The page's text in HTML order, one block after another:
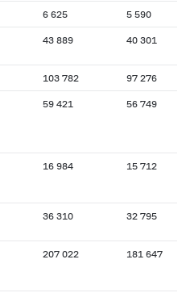
6 625 5 590
43 889 40 301
103 782 97 276
59 421 56 749
16 984 15 712
36 310 32 795
207 022 181 647